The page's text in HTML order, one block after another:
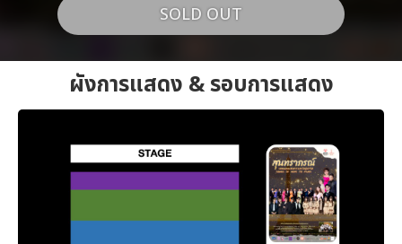
SOLD OUT
ผังการแสดง & รอบการแสดง